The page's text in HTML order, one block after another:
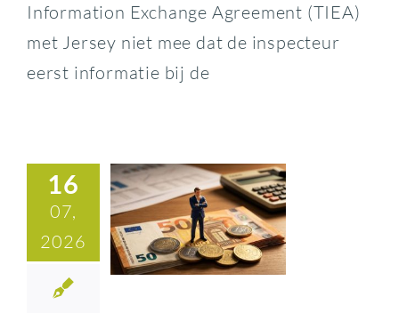
Information Exchange Agreement (TIEA)
met Jersey niet mee dat de inspecteur
eerst informatie bij de
16
07,
2026